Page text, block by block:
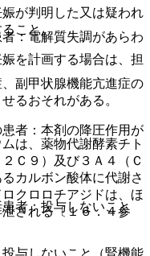
が判明した又は疑われ
こと。
を計画する場合は、担
は、薬物代謝酵素チト
Ｃ９）及び３Ａ４（Ｃ
カルボン酸体に代謝さ
クロロチアジドは、ほ
される〔１６．４参
：電解質失調があらわ
副甲状腺機能亢進症の
るおそれがある。
者：本剤の降圧作用が
者：投与しないこと
与しないこと（腎機能